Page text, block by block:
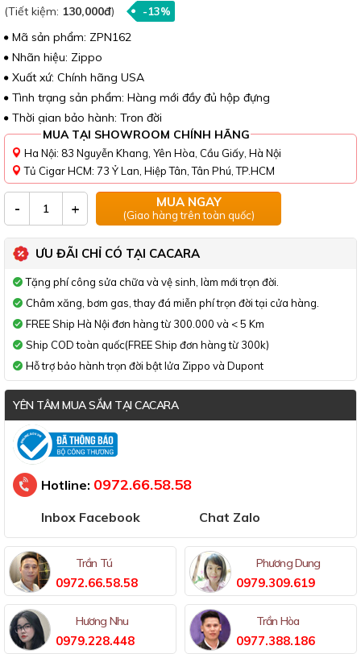
(Tiết kiệm: 130,000đ) -13%
Mã sản phẩm: ZPN162
Nhãn hiệu: Zippo
Xuất xứ: Chính hãng USA
Tình trạng sản phẩm: Hàng mới đầy đủ hộp đựng
Thời gian bảo hành: Trọn đời
MUA TẠI SHOWROOM CHÍNH HÃNG
Ha Nội: 83 Nguyễn Khang, Yên Hòa, Cầu Giấy, Hà Nội
Tủ Cigar HCM: 73 Ỷ Lan, Hiệp Tân, Tân Phú, TP.HCM
- + MUA NGAY
(Giao hàng trên toàn quốc)
ƯU ĐÃI CHỈ CÓ TẠI CACARA
Tặng phí công sửa chữa và vệ sinh, làm mới trọn đời.
Châm xăng, bơm gas, thay đá miễn phí trọn đời tại cửa hàng.
FREE Ship Hà Nội đơn hàng từ 300.000 và < 5 Km
Ship COD toàn quốc(FREE Ship đơn hàng từ 300k)
Hỗ trợ bảo hành trọn đời bật lửa Zippo và Dupont
YÊN TÂM MUA SẮM TẠI CACARA
Đã thông báo Bộ Công Thương
Hotline: 0972.66.58.58
Inbox Facebook Chat Zalo
Trần Tú
0972.66.58.58
Phương Dung
0979.309.619
Hương Nhu
0979.228.448
Trần Hòa
0977.388.186